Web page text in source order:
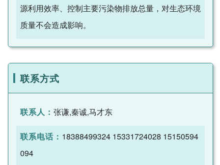
源利用效率、控制主要污染物排放总量，对生态环境
质量不会造成影响。
联系方式
联系人： 张谦,秦诚,马才东
联系电话： 18388499324 15331724028 15150594
094